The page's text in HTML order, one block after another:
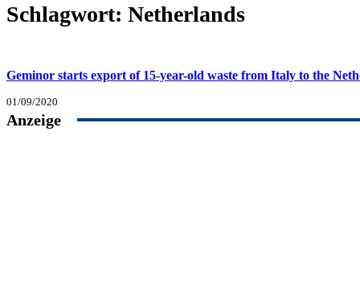
Schlagwort: Netherlands
Geminor starts export of 15-year-old waste from Italy to the
01/09/2020
Anzeige